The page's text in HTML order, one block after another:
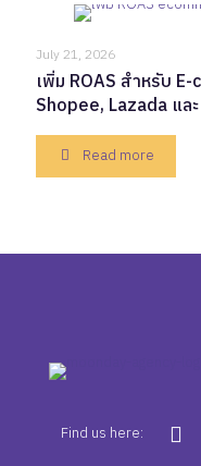
July 21, 2026
เพิ่ม ROAS สำหรับ
Shopee, Lazada แล
Read more
Find us here: